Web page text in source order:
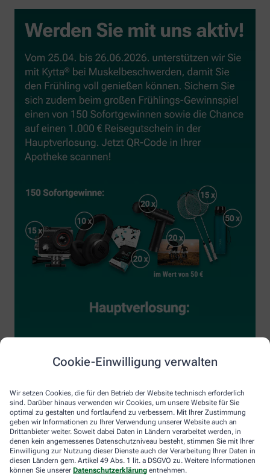
Cookie-Einwilligung verwalten
Wir setzen Cookies, die für den Betrieb der Website technisch erforderlich
sind. Darüber hinaus verwenden wir Cookies, um unsere Website für Sie
optimal zu gestalten und fortlaufend zu verbessern. Mit Ihrer Zustimmung
geben wir Informationen zu Ihrer Verwendung unserer Website auch an
Drittanbieter weiter. Soweit dabei Daten in Ländern verarbeitet werden, in
denen kein angemessenes Datenschutzniveau besteht, stimmen Sie mit Ihrer
Einwilligung zur Nutzung dieser Dienste auch der Verarbeitung Ihrer Daten in
diesen Ländern gem. Artikel 49 Abs. 1 lit. a DSGVO zu. Weitere Informationen
können Sie unserer Datenschutzerklärung entnehmen.